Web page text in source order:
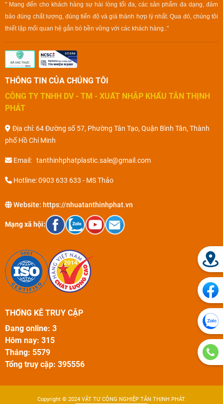
" Mang đến cho khách hàng sự hài lòng tối đa, các sản phẩm đa dạng, đảm
bảo đúng chất lượng, đúng tiến độ và giá thành hợp lý nhất. Qua đó, chúng tôi
thiết lập mối quan hệ gắn bó bền vững với các khách hàng.."
THÔNG TIN CỦA CHÚNG TÔI
CÔNG TY TNHH DV - TM - XUẤT NHẬP KHẨU TÂN THỊNH
PHÁT
Địa chỉ: 64 Đường số 57, Phường Tân Tạo, Quận Bình Tân, Thành
phố Hồ Chí Minh
Email: tanthinhphatplastic.sale@gmail.com
Hotline: 0903 633 633 - MS Thảo
Website: https://nhuatanthinhphat.vn
Mạng xã hội:
THỐNG KÊ TRUY CẬP
Đang online: 3
Hôm nay: 315
Tháng: 5579
Tổng truy cập: 395556
Copyright © 2024 VẬT TƯ CÔNG NGHIỆP TÂN THỊNH PHÁT.